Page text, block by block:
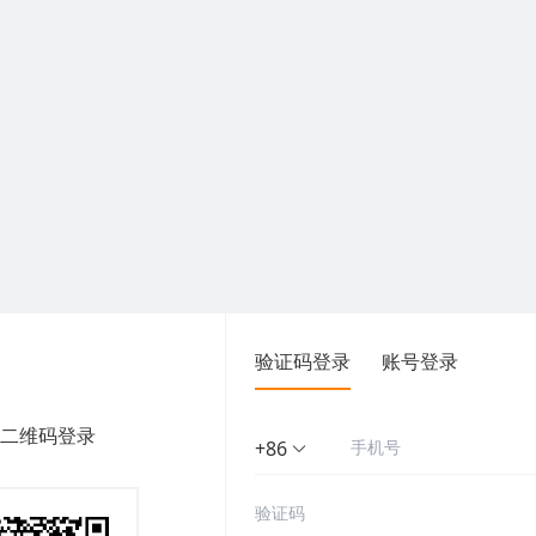
维码登录
验证码登录 账号登录
+86